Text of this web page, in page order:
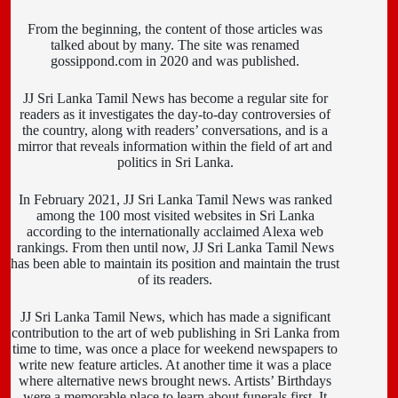
From the beginning, the content of those articles was
talked about by many. The site was renamed
gossippond.com in 2020 and was published.
JJ Sri Lanka Tamil News has become a regular site for
readers as it investigates the day-to-day controversies of
the country, along with readers’ conversations, and is a
mirror that reveals information within the field of art and
politics in Sri Lanka.
In February 2021, JJ Sri Lanka Tamil News was ranked
among the 100 most visited websites in Sri Lanka
according to the internationally acclaimed Alexa web
rankings. From then until now, JJ Sri Lanka Tamil News
has been able to maintain its position and maintain the trust
of its readers.
JJ Sri Lanka Tamil News, which has made a significant
contribution to the art of web publishing in Sri Lanka from
time to time, was once a place for weekend newspapers to
write new feature articles. At another time it was a place
where alternative news brought news. Artists’ Birthdays